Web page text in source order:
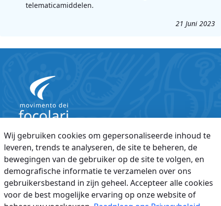
telematicamiddelen.
21 Juni 2023
Wachtwoord vergeten Gebruiksvoorwaarden
Privacybeleid Juridische aantekeningen
© 2026 Movimento dei Focolari
Indy 4.0is made withLiferayplatform, released under
Wij gebruiken cookies om gepersonaliseerde inhoud te
leveren, trends te analyseren, de site te beheren, de
bewegingen van de gebruiker op de site te volgen, en
demografische informatie te verzamelen over ons
gebruikersbestand in zijn geheel. Accepteer alle cookies
voor de best mogelijke ervaring op onze website of